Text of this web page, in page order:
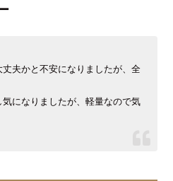
夫かと不安になりましたが、全
になりましたが、軽量なので気